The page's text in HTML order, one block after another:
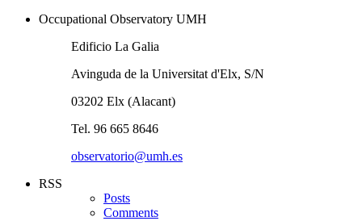
Occupational Observatory UMH
Edificio La Galia
Avinguda de la Universitat d'Elx, S/N
03202 Elx (Alacant)
Tel. 96 665 8646
observatorio@umh.es
RSS
Posts
Comments